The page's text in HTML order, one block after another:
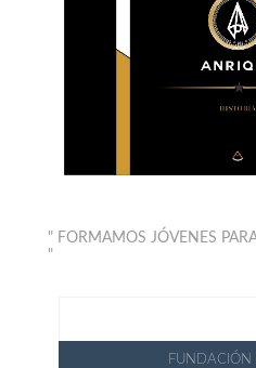
" FORMAMOS JÓVENES
"
FUNDACIÓN